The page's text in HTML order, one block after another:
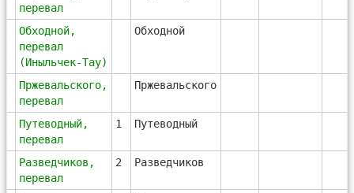
перевал
Обходной,
перевал
(Иныльчек-Тау)
Обходной
Пржевальского,
перевал
Пржевальского
Путеводный,
перевал
1 Путеводный
Разведчиков,
перевал
2 Разведчиков